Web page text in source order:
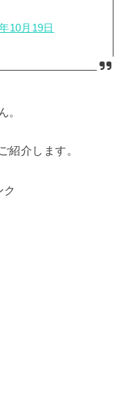
10月19日
。
紹介します。
ク